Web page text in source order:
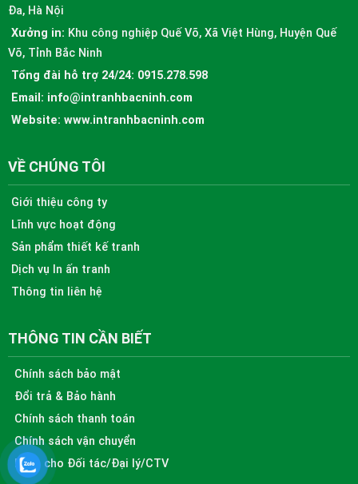
Đa, Hà Nội
Xưởng in: Khu công nghiệp Quế Võ, Xã Việt Hùng, Huyện Quế
Võ, Tỉnh Bắc Ninh
Tổng đài hỗ trợ 24/24: 0915.278.598
Email: info@intranhbacninh.com
Website: www.intranhbacninh.com
VỀ CHÚNG TÔI
Giới thiệu công ty
Lĩnh vực hoạt động
Sản phẩm thiết kế tranh
Dịch vụ In ấn tranh
Thông tin liên hệ
THÔNG TIN CẦN BIẾT
Chính sách bảo mật
Đổi trả & Bảo hành
Chính sách thanh toán
Chính sách vận chuyển
Dành cho Đối tác/Đại lý/CTV